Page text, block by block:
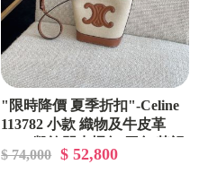
"限時降價 夏季折扣"-Celine
113782 小款 織物及牛皮革
色《2024季度新品》
$ 74,000 $ 52,800